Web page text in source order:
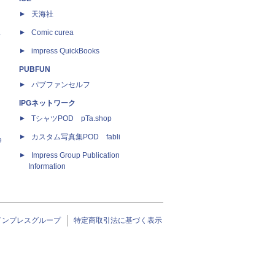
天海社
Comic curea
impress QuickBooks
PUBFUN
パブファンセルフ
IPGネットワーク
TシャツPOD pTa.shop
カスタム写真集POD fabli
Impress Group Publication
Information
ンプレスグループ 特定商取引法に基づく表示